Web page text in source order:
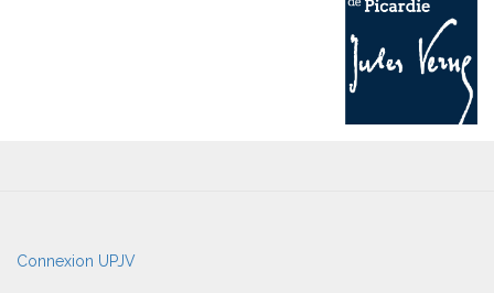
User
account
Connexion UPJV